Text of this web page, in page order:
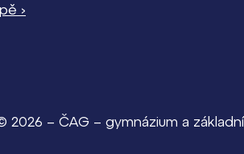
›
2026 – ČAG – gymnázium a